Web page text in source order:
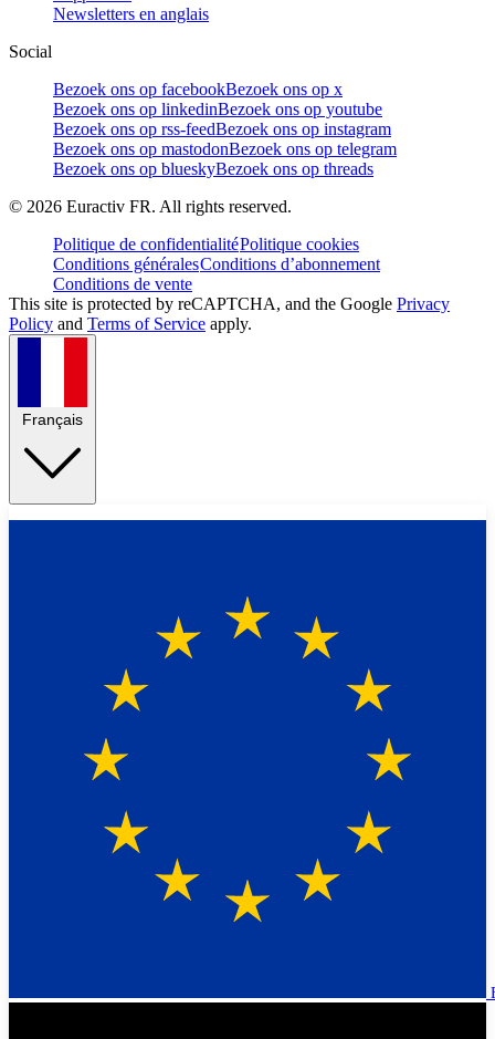
Newsletters en anglais
Social
Bezoek ons op facebookBezoek ons op x
Bezoek ons op linkedinBezoek ons op youtube
Bezoek ons op rss-feedBezoek ons op instagram
Bezoek ons op mastodonBezoek ons op telegram
Bezoek ons op blueskyBezoek ons op threads
© 2026 Euractiv FR. All rights reserved.
Politique de confidentialitéPolitique cookies
Conditions généralesConditions d’abonnement
Conditions de vente
This site is protected by reCAPTCHA, and the Google Privacy
Policy and Terms of Service apply.
Français